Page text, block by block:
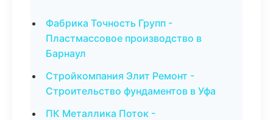
Фабрика Точность Групп -
Пластмассовое производство в
Барнаул
Стройкомпания Элит Ремонт -
Строительство фундаментов в Уфа
ПК Металлика Поток -